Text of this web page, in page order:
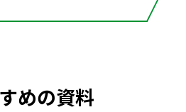
めの資料